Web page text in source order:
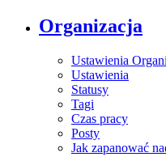
Organizacja
Ustawienia
Ustawienia
Statusy
Tagi
Czas pracy
Posty
Jak zapanować